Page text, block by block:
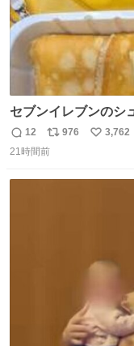
セブンイレブンのシ
司を探している人へ
川、蒲田、渋谷、川
返
信
12
リ
ポ
976
い
3,762
21時間前